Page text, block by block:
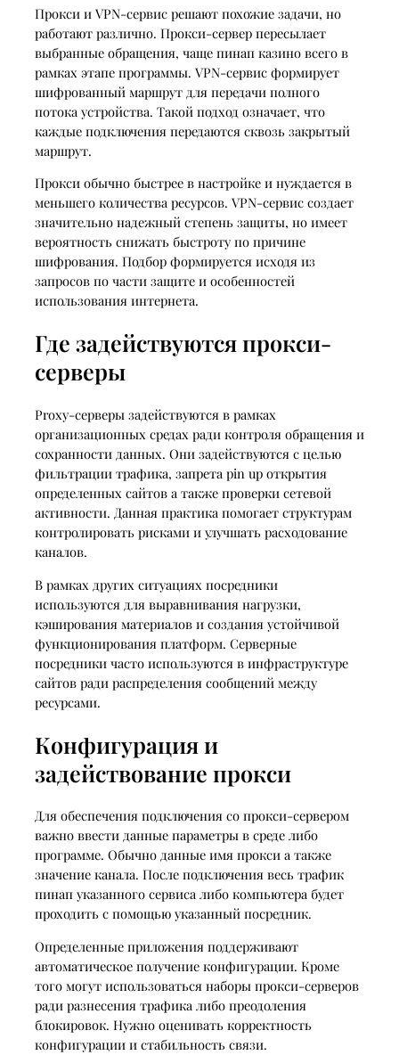
Прокси и VPN-сервис решают похожие задачи, но
работают различно. Прокси-сервер пересылает
выбранные обращения, чаще пинап казино всего в
рамках этапе программы. VPN-сервис формирует
шифрованный маршрут для передачи полного
потока устройства. Такой подход означает, что
каждые подключения передаются сквозь закрытый
маршрут.
Прокси обычно быстрее в настройке и нуждается в
меньшего количества ресурсов. VPN-сервис создает
значительно надежный степень защиты, но имеет
вероятность снижать быстроту по причине
шифрования. Подбор формируется исходя из
запросов по части защите и особенностей
использования интернета.
Где задействуются прокси-
серверы
Proxy-серверы задействуются в рамках
организационных средах ради контроля обращения и
сохранности данных. Они задействуются с целью
фильтрации трафика, запрета pin up открытия
определенных сайтов а также проверки сетевой
активности. Данная практика помогает структурам
контролировать рисками и улучшать расходование
каналов.
В рамках других ситуациях посредники
используются для выравнивания нагрузки,
кэширования материалов и создания устойчивой
функционирования платформ. Серверные
посредники часто используются в инфраструктуре
сайтов ради распределения сообщений между
ресурсами.
Конфигурация и
задействование прокси
Для обеспечения подключения со прокси-сервером
важно ввести данные параметры в среде либо
программе. Обычно данные имя прокси а также
значение канала. После подключения весь трафик
пинап указанного сервиса либо компьютера будет
проходить с помощью указанный посредник.
Определенные приложения поддерживают
автоматическое получение конфигурации. Кроме
того могут использоваться наборы прокси-серверов
ради разнесения трафика либо преодоления
блокировок. Нужно оценивать корректность
конфигурации и стабильность связи.